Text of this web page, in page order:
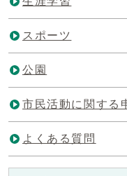
スポーツ
公園
市民活動に関する
よくある質問